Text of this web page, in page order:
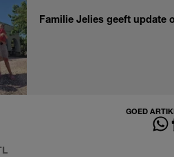
Familie Jelies geeft update
GOED